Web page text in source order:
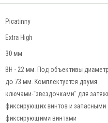
Picatinny
Extra High
30 мм
BH - 22 мм. Под объективы
до 73 мм. Комплектуется двумя
ключами-"звездочками" для
фиксирующих винтов и запасными
фиксирующими винтами